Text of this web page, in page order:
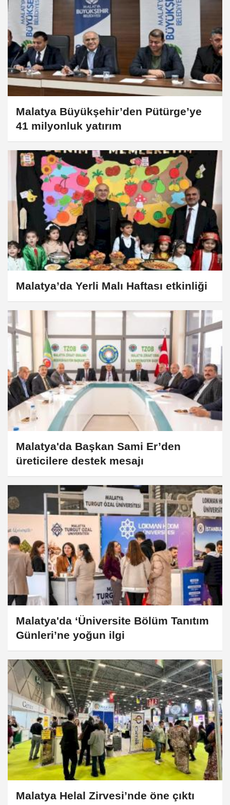
Malatya Büyükşehir’den Pütürge’ye
41 milyonluk yatırım
Malatya’da Yerli Malı Haftası etkinliği
Malatya'da Başkan Sami Er’den
üreticilere destek mesajı
Malatya'da ‘Üniversite Bölüm Tanıtım
Günleri’ne yoğun ilgi
Malatya Helal Zirvesi’nde öne çıktı